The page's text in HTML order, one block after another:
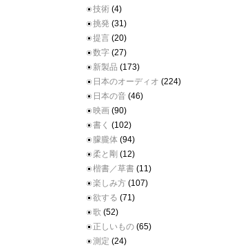
技術 (4)
挑発 (31)
提言 (20)
数字 (27)
新製品 (173)
日本のオーディオ (224)
日本の音 (46)
映画 (90)
書く (102)
朦朧体 (94)
柔と剛 (12)
楷書／草書 (11)
楽しみ方 (107)
欲する (71)
歌 (52)
正しいもの (65)
測定 (24)